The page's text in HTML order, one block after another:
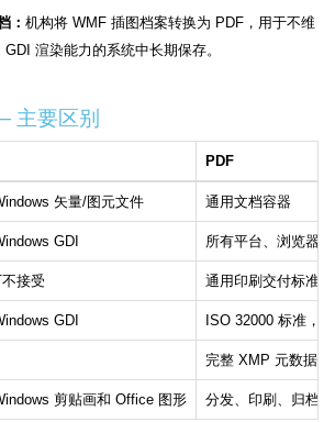
： 机构将 WMF 插图档案转换为 PDF，用于不维
渲染能力的系统中长期保存。
主要区别
PDF
矢量/图元文件 通用文档容器
GDI 所有平台、浏览器
接受 通用印刷交付标准
GDI ISO 32000 标准，
完整 XMP 元数据
剪贴画和 Office 图形 分发、印刷、归档